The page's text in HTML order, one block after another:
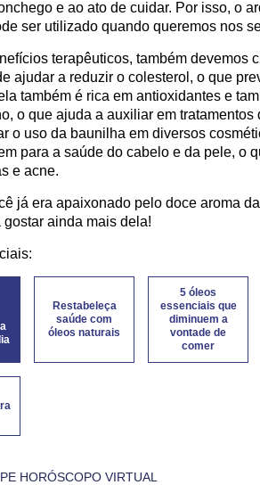
e ao ato de cuidar. Por isso, o
ser utilizado quando queremos nos
terapêuticos, também devemos
ajudar a reduzir o colesterol, o que
também é rica em antioxidantes e
o que ajuda a auxiliar em tratamentos
o uso da baunilha em diversos
para a saúde do cabelo e da pele, o
e acne.
já era apaixonado pelo doce aroma
gostar ainda mais dela!
Restabeleça
saúde com
óleos naturais
5 óleos
essenciais que
diminuem a
vontade de
comer
HORÓSCOPO VIRTUAL